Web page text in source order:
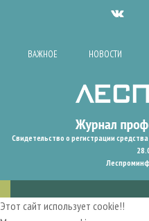
ВАЖНОЕ НОВОСТИ
Свидетельство о регистрации
Этот сайт использует cookie!!